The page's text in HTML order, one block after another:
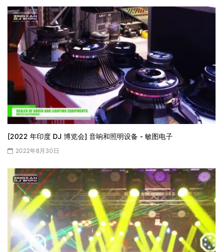
[2022 年印度 DJ 博览会] 音响和照明设备 - 敏图电子
2022年8月30日